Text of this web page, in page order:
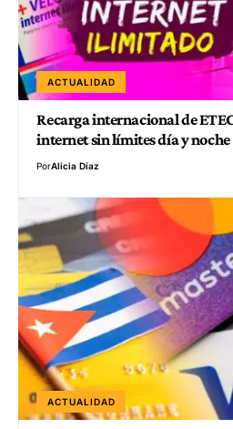
ACTUALIDAD
Recarga internacional de
internet sin límites día y noche
PorAlicia Díaz
ACTUALIDAD